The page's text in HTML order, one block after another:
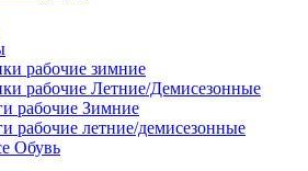
рабочие зимние
рабочие Летние/Демисезонные
рабочие Зимние
рабочие летние/демисезонные
Обувь